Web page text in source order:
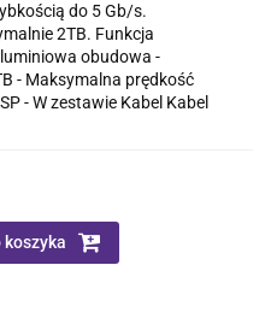
do 5 Gb/s.
2TB. Funkcja
obudowa -
- Maksymalna prędkość
- W zestawie Kabel Kabel
koszyka